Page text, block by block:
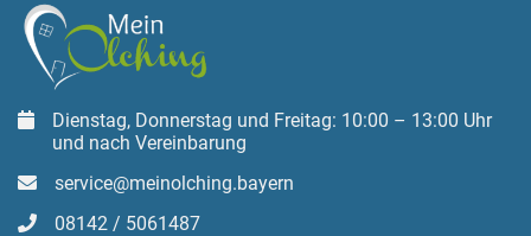
Dienstag, Donnerstag und Freitag: 10:00 – 13:00 Uhr
und nach Vereinbarung
service@meinolching.bayern
08142 / 5061487